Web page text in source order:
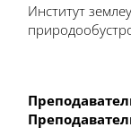
Институт